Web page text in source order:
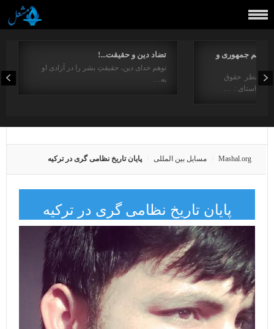
تضاد دین و حقیقت...!
توهم خدای دین، حقیقتِ بشر را در آزادی او
به…
جمهوری و
از منظر حقوق
در راستای : …
Mashal.org مسایل بین المللی پایان تاریخ نظامی گری در ترکیه
پایان تاریخ نظامی گری در ترکیه